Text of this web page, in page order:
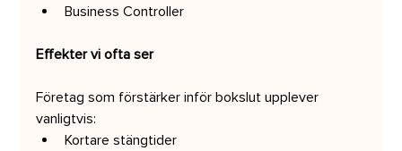
Business Controller
Effekter vi ofta ser
Företag som förstärker inför bokslut upplever
vanligtvis:
Kortare stängtider